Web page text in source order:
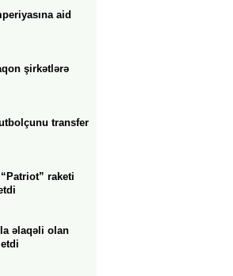
aid
şirkətlərə
transfer
raketi
əlaqəli olan